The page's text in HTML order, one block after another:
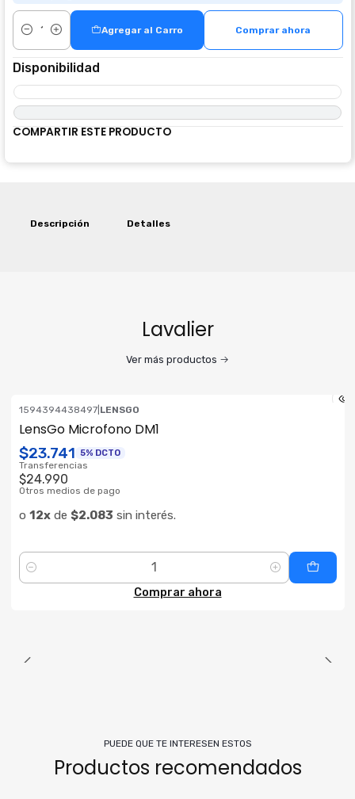
Cantidad
Agregar al Carro Comprar ahora
Disponibilidad
COMPARTIR ESTE PRODUCTO
Descripción Detalles
Lavalier
Ver más productos
1594394438497| LENSGO
LensGo Microfono DM1
$23.741 5% DCTO
Transferencias
$24.990
Otros medios de pago
o 12xde $2.083 sin interés.
Cantidad
Comprar ahora
PUEDE QUE TE INTERESEN ESTOS
Productos recomendados